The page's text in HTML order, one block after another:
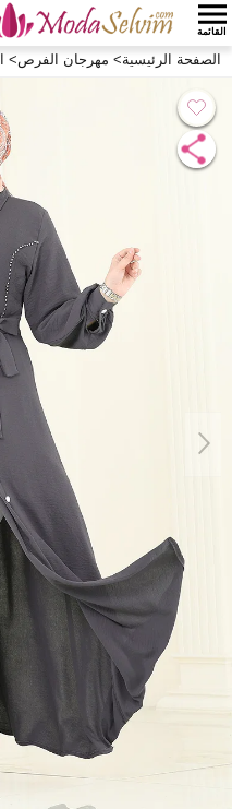
القائمة
الصفحة الرئيسية> مهرجان الفرص>